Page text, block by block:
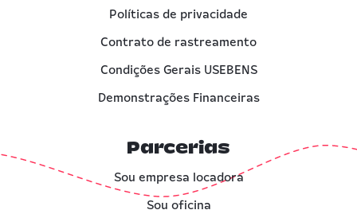
Políticas de privacidade
Contrato de rastreamento
Condições Gerais USEBENS
Demonstrações Financeiras
Parcerias
Sou empresa locadora
Sou oficina